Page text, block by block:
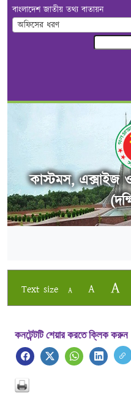
বাংলাদেশ জাতীয় তথ্য বাতায়ন
অফিসের ধরণ
কাস্টমস, এক্সাইজ
Text size A A A
কনটেন্টটি শেয়ার করতে ক্লিক করুন